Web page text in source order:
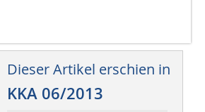
Dieser Artikel erschien in
KKA 06/2013